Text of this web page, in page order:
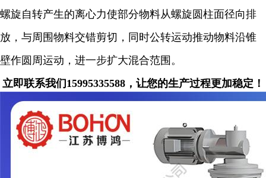
螺旋自转产生的离心力使部分物料从螺旋圆柱面径向排
放，与周围物料交错剪切，同时公转运动推动物料沿锥
壁作圆周运动，进一步扩大混合范围。
立即联系我们15995335588，让您的生产过程更加稳定！